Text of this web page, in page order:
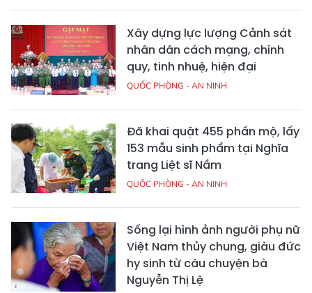
Xây dựng lực lượng Cảnh sát
nhân dân cách mạng, chính
quy, tinh nhuệ, hiện đại
QUỐC PHÒNG - AN NINH
Đã khai quật 455 phần mộ, lấy
153 mẫu sinh phẩm tại Nghĩa
trang Liệt sĩ Nầm
QUỐC PHÒNG - AN NINH
Sống lại hình ảnh người phụ nữ
Việt Nam thủy chung, giàu đức
hy sinh từ câu chuyện bà
Nguyễn Thị Lệ